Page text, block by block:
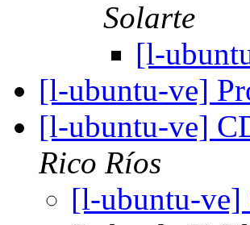
Solarte
[l-
[l-ubuntu-ve]
[l-ubuntu-ve]
Rico Ríos
[l-ubuntu-ve]